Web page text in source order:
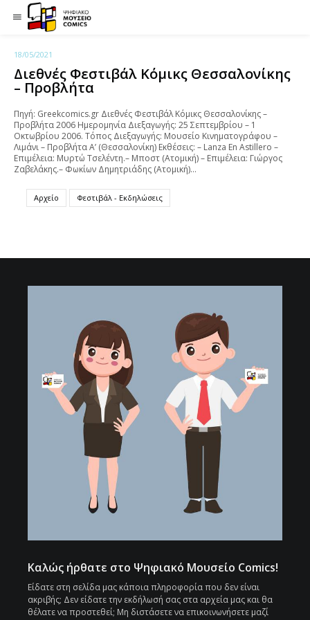
18/05/2021
Διεθνές Φεστιβάλ Κόμικς Θεσσαλονίκης
– Προβλήτα
Πηγή: Greekcomics.gr Διεθνές Φεστιβάλ Κόμικς Θεσσαλονίκης –
Προβλήτα 2006 Ημερομηνία Διεξαγωγής: 25 Σεπτεμβρίου – 1
Οκτωβρίου 2006. Τόπος Διεξαγωγής: Μουσείο Κινηματογράφου –
Λιμάνι – Προβλήτα Α’ (Θεσσαλονίκη) Εκθέσεις: – Lanza En Astillero –
Επιμέλεια: Μυρτώ Τσελέντη.– Μποστ (Ατομική) – Επιμέλεια: Γιώργος
Ζαβελάκης.– Φωκίων Δημητριάδης (Ατομική)…
Αρχείο Φεστιβάλ - Εκδηλώσεις
Καλώς ήρθατε στο Ψηφιακό Μουσείο Comics!
Είδατε στη σελίδα μας κάποια πληροφορία που δεν είναι
ακριβής; Δεν είδατε την εκδήλωσή σας στα αρχεία μας και θα
θέλατε να προστεθεί; Μη διστάσετε να επικοινωνήσετε μαζί